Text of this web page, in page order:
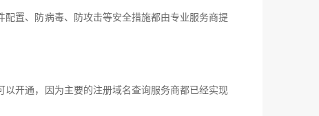
置、防病毒、防攻击等安全措施都由专业服务商提
开通，因为主要的注册域名查询服务商都已经实现